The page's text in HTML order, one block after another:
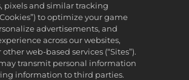
Juridisk information
Integritetspolicy
Cookiepolicy
Support
Svenska
pixels and similar tracking
to optimize your game
advertisements, and
across our websites,
web-based services (“Sites”).
transmit personal information
information to third parties.